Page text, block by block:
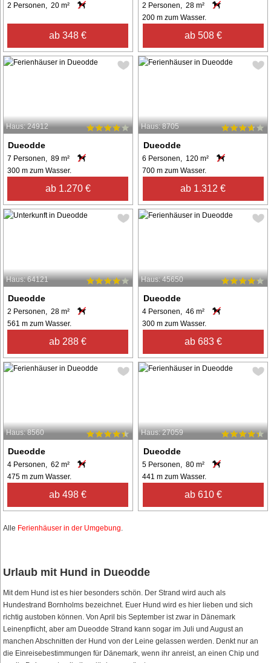
2 Personen, 20 m²
ab 348 €
2 Personen, 28 m²
200 m zum Wasser.
ab 508 €
Haus: 24912
Dueodde
7 Personen, 89 m²
300 m zum Wasser.
ab 1.270 €
Haus: 8705
Dueodde
6 Personen, 120 m²
700 m zum Wasser.
ab 1.312 €
Haus: 64121
Dueodde
2 Personen, 28 m²
561 m zum Wasser.
ab 288 €
Haus: 45650
Dueodde
4 Personen, 46 m²
300 m zum Wasser.
ab 683 €
Haus: 8560
Dueodde
4 Personen, 62 m²
475 m zum Wasser.
ab 498 €
Haus: 27059
Dueodde
5 Personen, 80 m²
441 m zum Wasser.
ab 610 €
Alle Ferienhäuser in der Umgebung
Urlaub mit Hund in Dueodde
Mit dem Hund ist es hier besonders schön. Der Strand wird auch als
Hundestrand Bornholms bezeichnet. Euer Hund wird es hier lieben und sich
richtig austoben können. Von April bis September ist zwar in Dänemark
Leinenpflicht, aber am Dueodde Strand kann sogar im Juli und August an
manchen Abschnitten der Hund von der Leine gelassen werden. Denkt nur an
die Einreisebestimmungen für Dänemark, wenn ihr anreist, an einen Chip und